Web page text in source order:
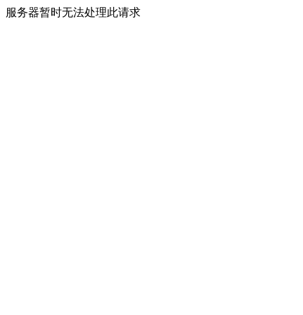
服务器暂时无法处理此请求